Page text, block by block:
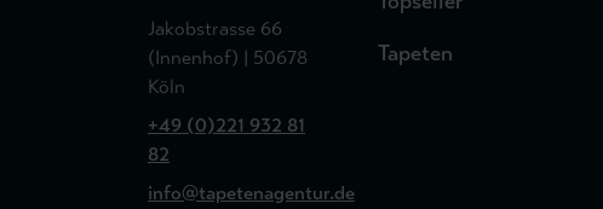
Jakobstrasse 66
(Innenhof) | 50678
Köln
+49 (0)221 932 81
82
info@tapetenagentur.de
Tapeten